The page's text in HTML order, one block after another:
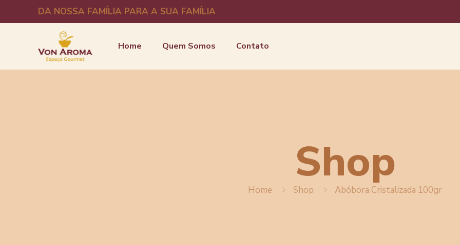
DA NOSSA FAMÍLIA PARA A SUA FAMÍLIA
Home Quem Somos Contato
Shop
Home Shop Abóbora Cristalizada 100gr